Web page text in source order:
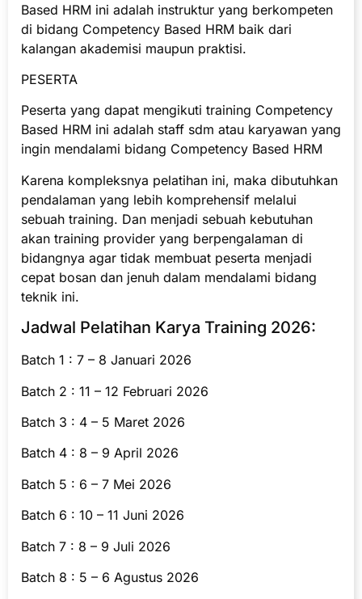
Based HRM ini adalah instruktur yang berkompeten
di bidang Competency Based HRM baik dari
kalangan akademisi maupun praktisi.
PESERTA
Peserta yang dapat mengikuti training Competency
Based HRM ini adalah staff sdm atau karyawan yang
ingin mendalami bidang Competency Based HRM
Karena kompleksnya pelatihan ini, maka dibutuhkan
pendalaman yang lebih komprehensif melalui
sebuah training. Dan menjadi sebuah kebutuhan
akan training provider yang berpengalaman di
bidangnya agar tidak membuat peserta menjadi
cepat bosan dan jenuh dalam mendalami bidang
teknik ini.
Jadwal Pelatihan Karya Training 2026:
Batch 1 : 7 – 8 Januari 2026
Batch 2 : 11 – 12 Februari 2026
Batch 3 : 4 – 5 Maret 2026
Batch 4 : 8 – 9 April 2026
Batch 5 : 6 – 7 Mei 2026
Batch 6 : 10 – 11 Juni 2026
Batch 7 : 8 – 9 Juli 2026
Batch 8 : 5 – 6 Agustus 2026